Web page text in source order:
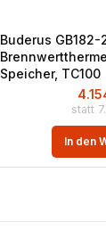
Buderus
Speicher, TC100
In den